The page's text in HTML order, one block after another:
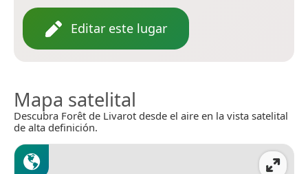
Editar este lugar
Mapa satelital
Descubra Forêt de Livarot desde el aire en la vista satelital
de alta definición.